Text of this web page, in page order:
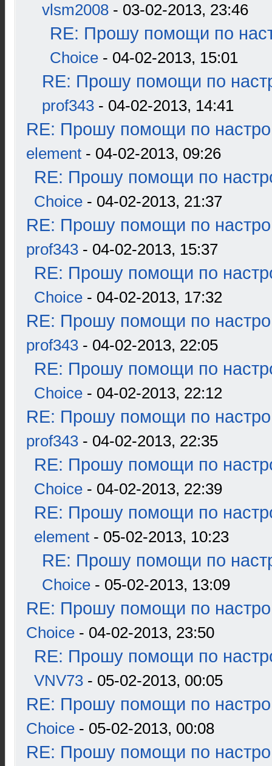
vlsm2008 - 03-02-2013, 23:46
RE: Прошу помощи по
Choice - 04-02-2013, 15:01
RE: Прошу помощи по
prof343 - 04-02-2013, 14:41
RE: Прошу помощи по
element - 04-02-2013, 09:26
RE: Прошу помощи по
Choice - 04-02-2013, 21:37
RE: Прошу помощи по
prof343 - 04-02-2013, 15:37
RE: Прошу помощи по
Choice - 04-02-2013, 17:32
RE: Прошу помощи по
prof343 - 04-02-2013, 22:05
RE: Прошу помощи по
Choice - 04-02-2013, 22:12
RE: Прошу помощи по
prof343 - 04-02-2013, 22:35
RE: Прошу помощи по
Choice - 04-02-2013, 22:39
RE: Прошу помощи по
element - 05-02-2013, 10:23
RE: Прошу помощи по
Choice - 05-02-2013, 13:09
RE: Прошу помощи по
Choice - 04-02-2013, 23:50
RE: Прошу помощи по
VNV73 - 05-02-2013, 00:05
RE: Прошу помощи по
Choice - 05-02-2013, 00:08
RE: Прошу помощи по